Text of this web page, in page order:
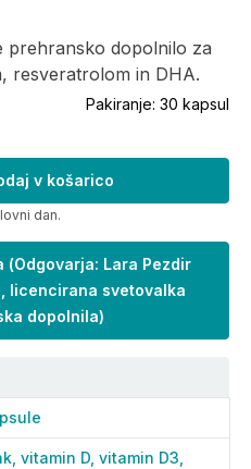
prehransko dopolnilo za
resveratrolom in DHA.
Pakiranje: 30 kapsul
v košarico
dan.
(Odgovarja: Lara Pezdir
licencirana svetovalka
dopolnila)
vitamin D, vitamin D3,